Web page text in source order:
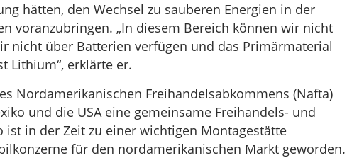
hätten, den Wechsel zu sauberen Energien in der
voranzubringen. „In diesem Bereich können wir nicht
nicht über Batterien verfügen und das Primärmaterial
Lithium“, erklärte er.
Nordamerikanischen Freihandelsabkommens (Nafta)
und die USA eine gemeinsame Freihandels- und
ist in der Zeit zu einer wichtigen Montagestätte
für den nordamerikanischen Markt geworden.